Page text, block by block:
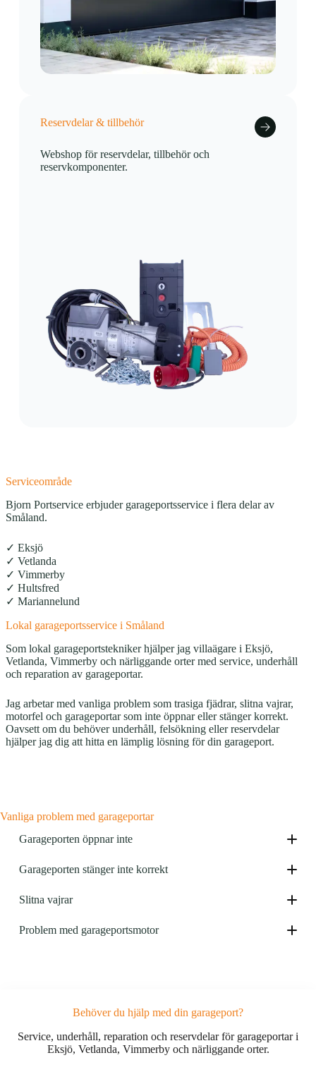
Reservdelar & tillbehör
Webshop för reservdelar, tillbehör och
reservkomponenter.
Serviceområde
Bjorn Portservice erbjuder garageportsservice i flera delar av
Småland.
✓ Eksjö
✓ Vetlanda
✓ Vimmerby
✓ Hultsfred
✓ Mariannelund
Lokal garageportsservice i Småland
Som lokal garageportstekniker hjälper jag villaägare i Eksjö,
Vetlanda, Vimmerby och närliggande orter med service, underhåll
och reparation av garageportar.
Jag arbetar med vanliga problem som trasiga fjädrar, slitna vajrar,
motorfel och garageportar som inte öppnar eller stänger korrekt.
Oavsett om du behöver underhåll, felsökning eller reservdelar
hjälper jag dig att hitta en lämplig lösning för din garageport.
Vanliga problem med garageportar
Garageporten öppnar inte
Garageporten stänger inte korrekt
Slitna vajrar
Problem med garageportsmotor
Behöver du hjälp med din garageport?
Service, underhåll, reparation och reservdelar för garageportar i
Eksjö, Vetlanda, Vimmerby och närliggande orter.